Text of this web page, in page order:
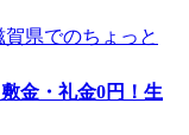
金・礼金0円！生